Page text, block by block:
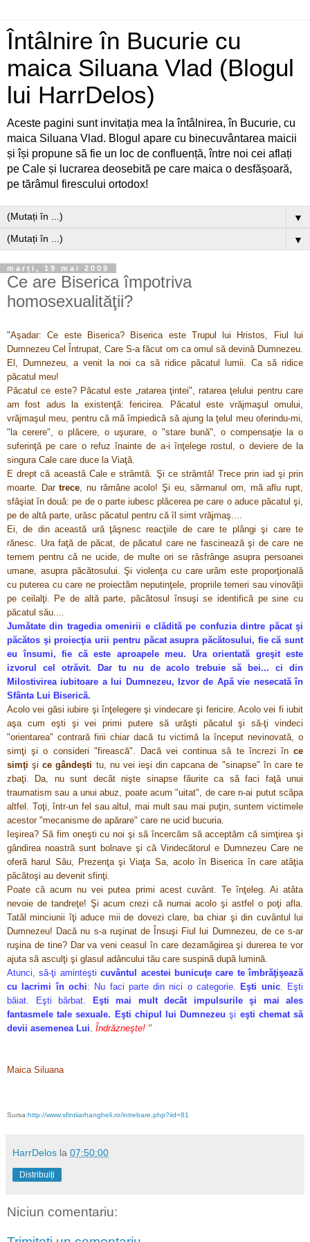
Întâlnire în Bucurie cu
maica Siluana Vlad (Blogul
lui HarrDelos)
Aceste pagini sunt invitația mea la întâlnirea, în Bucurie, cu
maica Siluana Vlad. Blogul apare cu binecuvântarea maicii
și își propune să fie un loc de confluență, între noi cei aflați
pe Cale și lucrarea deosebită pe care maica o desfășoară,
pe tărâmul firescului ortodox!
▼
▼
marți, 19 mai 2009
Ce are Biserica împotriva
homosexualităţii?
"Aşadar:Ce este Biserica? Biserica este Trupul lui Hristos
Fiul lui
Dumnezeu Cel Întrupat, Care S-a făcut om ca omul să devină Dumnezeu.
El, Dumnezeu, a venit la noi ca să ridice păcatul lumii. Ca să ridice
păcatul meu!
Păcatul ce este? Păcatul este „ratarea ţintei", ratarea ţelului pentru care
am fost adus la existenţă: fericirea.
Păcatul este vrăjmaşul omului,
vrăjmaşul meu, pentru cămă împiedică să ajung la ţelul meu oferindu-mi,
"la cerere", o plăcere,
o uşurare, o "stare bună", o compensaţie la o
suferinţă pe care o refuz înainte de a-i înţelege rostul, o deviere de la
singura Cale care duce la Viaţă.
E drept că această Cale e strâmtă
Şi ce strâmtă! Trece prin iad şi prin
moarte. Dartrece , nu rămâne acolo! Şi eu,sărmanul om , mă aflu rupt,
sfâşiatîn două: pe de o parteiubesc plăcerea pe care o aduce păcatul şi,
pe de altă parte, urăsc păcatul pentru că îl simt vrăjmaş....
Ei, de din această ură ţâşnesc reacţiile de care te plângi şi care te
rănesc. Ura faţă de păcat,
de păcatul care ne fascinează şi de care ne
temem pentru că ne ucide, de multe ori se răsfrânge asupra persoanei
umane, asupra păcătosului.
Şiviolenţa cu care urâm esteproporţională
cu puterea cu care ne proiectăm neputinţele , propriile temeri sau vinovăţii
pe ceilalţi. Pe de altă parte, păcătosul însuşi se identifică pe sine cu
păcatul său....
Jumătate din tragedia omenirii e clădită pe confuzia dintre păcat şi
păcătos şi proiecţia urii pentru păcat asupra păcătosului, fie că sunt
eu însumi, fie că este aproapele meu. Ura orientată greşit este
izvorul cel otrăvit. Dar tu nu de acolo trebuie să bei... ci din
Milostivirea iubitoare a lui Dumnezeu, Izvor de Apă vie nesecată în
Sfânta Lui Biserică.
Acolo vei găsi iubire şi înţelegereşi vindecareşi fericire. Acolo vei fi iubit
aşa cum eşti şi vei primi putere să urăşti păcatul şisă-ţi vindeci
"orientarea" contrară firii chiar dacă tu victimă la început nevinovată, o
simţi şi o consideri "firească".
Dacă vei continua să te încrezi înce
simţi şice gândeşti tu, nu vei ieşi din capcana de "sinapse" în care te
zbaţi . Da, nusunt decât nişte sinapse făurite ca să faci faţă unui
traumatism sau a unui abuz
poate acum "uitat", de care n-ai putut scăpa
altfel. Toţi, într-un fel sau altul, mai mult sau mai puţin, suntem victimele
acestor "mecanisme de apărare" care ne ucid bucuria.
Ieşirea? Să fim oneşti cu noi şi să încercăm să acceptăm că simţirea şi
gândirea noastră sunt bolnave şi că Vindecătorul e Dumnezeu Care ne
oferă harul Său, Prezenţa şi Viaţa Sa, acolo în Biserica în care atâţia
păcătoşi au devenit sfinţi.
Poate că acum nu vei putea primi acest cuvânt. Te înţeleg. Ai atâta
nevoie de tandreţe! Şi acum crezi că numai acolo şi astfel o poţi afla.
Tatăl minciunii îţi aduce mii de dovezi clare, ba chiar şi din cuvântul lui
Dumnezeu! Dacă nu s-a ruşinat de Însuşi Fiul lui Dumnezeu, de ce s-ar
ruşina de tine? Dar va veni ceasul în care dezamăgirea şi durerea te vor
ajuta să asculţi şi glasul adâncului tău care suspină după lumină.
Atunci, să-ţi aminteşticuvântul acestei bunicuţe care te îmbrăţişează
cu lacrimi în ochi: Nu faci parte din nici o categorie. Eşti unic. Eşti
băiat. Eşti bărbat.
Eşti mai mult decât impulsurile şi mai ales
fantasmele tale sexuale. Eşti chipul lui Dumnezeu şi eşti chemat să
devii asemenea Lui Îndrăzneşte! "
Maica Siluana
Sursa:http://www.sfintiiarhangheli.ro/intrebare.php?iid=81
HarrDelos la 07:50:00
Distribuiți
Niciun comentariu: